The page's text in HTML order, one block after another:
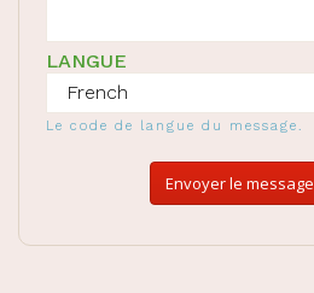
LANGUE
Le code de langue du message.
Envoyer le message